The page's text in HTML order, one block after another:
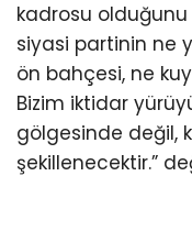
kadrosu olduğunu
siyasi partinin ne
ön bahçesi, ne
Bizim iktidar
gölgesinde değil,
şekillenecektir.”